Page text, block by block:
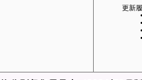
更新